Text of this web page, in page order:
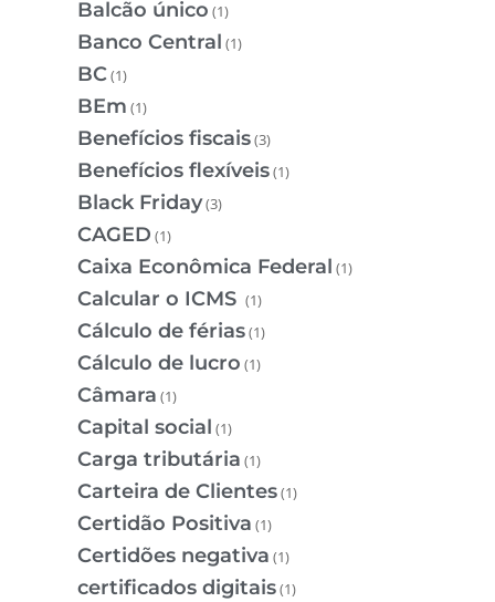
Balcão único (1)
Banco Central (1)
BC(1)
BEm (1)
Benefícios fiscais(3)
Benefícios flexíveis(1)
Black Friday(3)
CAGED (1)
Caixa Econômica Federal (1)
Calcular o ICMS (1)
Cálculo de férias(1)
Cálculo de lucro (1)
Câmara (1)
Capital social (1)
Carga tributária (1)
Carteira de Clientes(1)
Certidão Positiva (1)
Certidões negativa (1)
certificados digitais(1)